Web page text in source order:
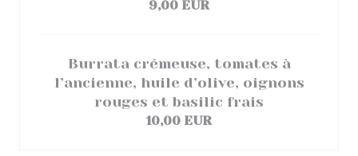
9,00 EUR
Burrata crémeuse, tomates à
l’ancienne, huile d’olive, oignons
rouges et basilic frais
10,00 EUR